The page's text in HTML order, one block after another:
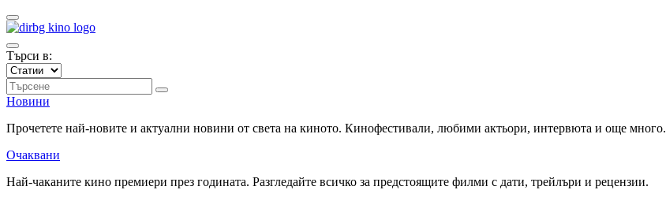
Търси в:
Новини
Прочетете най-новите и актуални новини от света на киното. Кинофестивали, любими актьори, интервюта и още много.
Очаквани
Най-чаканите кино премиери през годината. Разгледайте всичко за предстоящите филми с дати, трейлъри и рецензии.